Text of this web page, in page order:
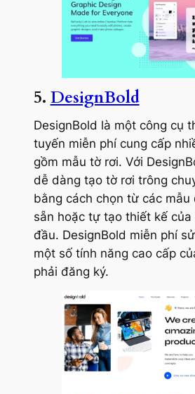
5. DesignBold
DesignBold là một công cụ
tuyến miễn phí cung cấp
gồm mẫu tờ rơi. Với
dễ dàng tạo tờ rơi trông
bằng cách chọn từ các
sẵn hoặc tự tạo thiết kế
đầu. DesignBold miễn phí
một số tính năng cao cấp
phải đăng ký.